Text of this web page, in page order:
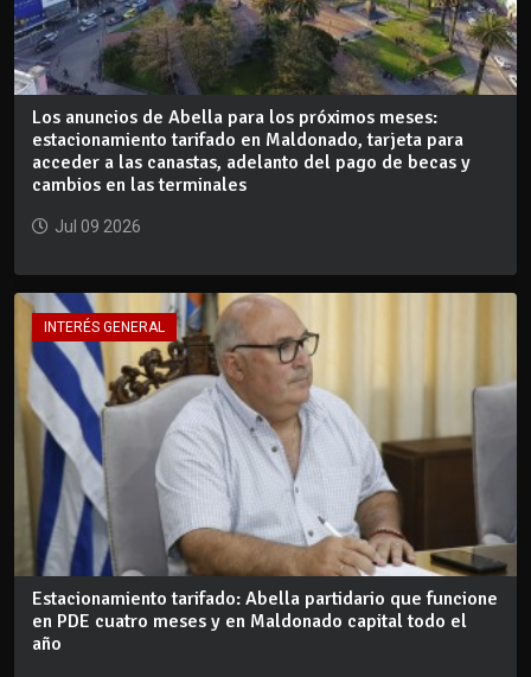
Los anuncios de Abella para los próximos meses:
estacionamiento tarifado en Maldonado, tarjeta para
acceder a las canastas, adelanto del pago de becas y
cambios en las terminales
Jul 09 2026
INTERÉS GENERAL
Estacionamiento tarifado: Abella partidario que funcione
en PDE cuatro meses y en Maldonado capital todo el
año